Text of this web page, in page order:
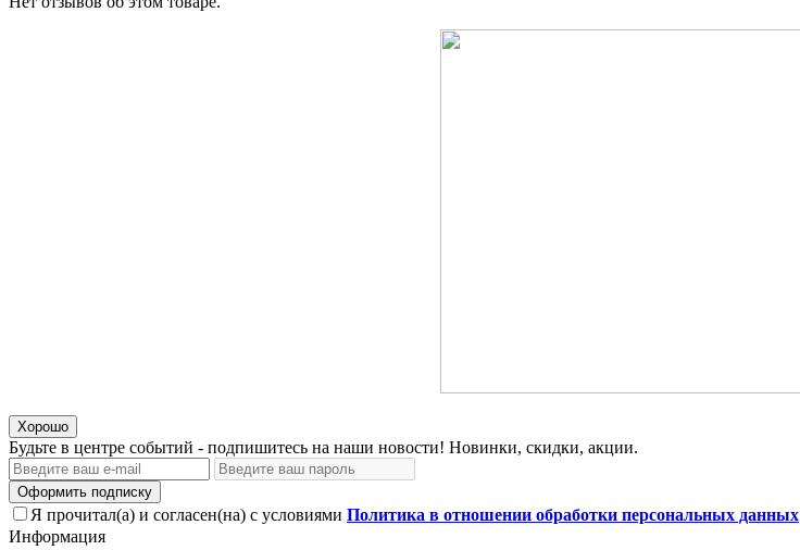
Хорошо
Будьте в центре событий - подпишитесь на наши новости! Новинки, скидки, акции.
Оформить подписку
Я прочитал(а) и согласен(на) с условиями Политика в отношении обработки персональных данных
Информация